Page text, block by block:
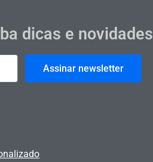
dicas e novidades
Assinar newsletter